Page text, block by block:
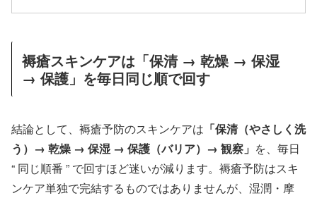
褥瘡スキンケアは「保清 → 乾燥 → 保湿
→ 保護」を毎日同じ順で回す
結論として、褥瘡予防のスキンケアは 「保清（やさしく洗
う）→ 乾燥 → 保湿 → 保護（バリア）→ 観察」 を、毎日
“ 同じ順番 ” で回すほど迷いが減ります。褥瘡予防はスキ
ンケア単独で完結するものではありませんが、湿潤・摩